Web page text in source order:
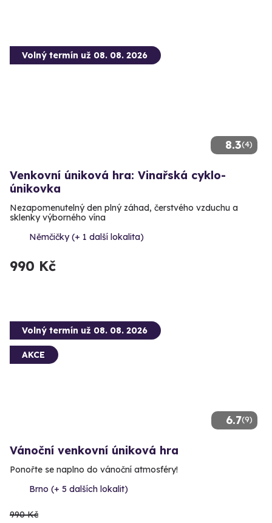
8.3(4)
Volný termín už 08. 08. 2026
Venkovní úniková hra: Vinařská cyklo-
únikovka
Nezapomenutelný den plný záhad, čerstvého vzduchu a
sklenky výborného vína
Němčičky (+ 1 další lokalita)
990 Kč
6.7(9)
Volný termín už 08. 08. 2026
AKCE
Vánoční venkovní úniková hra
Ponořte se naplno do vánoční atmosféry!
Brno (+ 5 dalších lokalit)
990 Kč